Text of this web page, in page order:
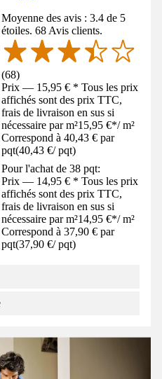
Moyenne des avis : 3.4 de 5
étoiles. 68 Avis clients.
(68)
Prix — 15,95 € * Tous les prix
affichés sont des prix TTC,
frais de livraison en sus si
nécessaire par m²15,95 €*/ m²
Correspond à 40,43 € par
pqt(40,43 €/ pqt)
Pour l'achat de 38 pqt:
Prix — 14,95 € * Tous les prix
affichés sont des prix TTC,
frais de livraison en sus si
nécessaire par m²14,95 €*/ m²
Correspond à 37,90 € par
pqt(37,90 €/ pqt)